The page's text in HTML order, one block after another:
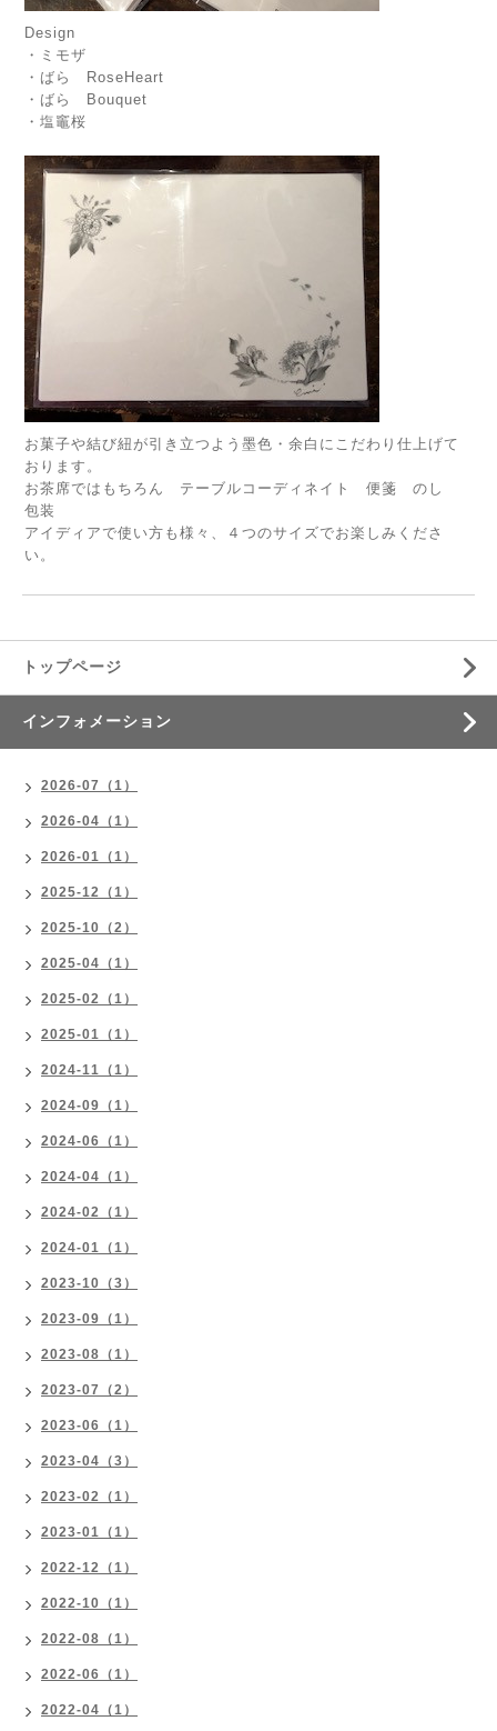
Design
・ミモザ
・ばら RoseHeart
・ばら Bouquet
・塩竈桜
お菓子や結び紐が引き立つよう墨色・余白にこだわり仕上げて
おります。
お茶席ではもちろん テーブルコーディネイト 便箋 のし
包装
アイディアで使い方も様々、４つのサイズでお楽しみくださ
い。
トップページ
インフォメーション
2026-07（1）
2026-04（1）
2026-01（1）
2025-12（1）
2025-10（2）
2025-04（1）
2025-02（1）
2025-01（1）
2024-11（1）
2024-09（1）
2024-06（1）
2024-04（1）
2024-02（1）
2024-01（1）
2023-10（3）
2023-09（1）
2023-08（1）
2023-07（2）
2023-06（1）
2023-04（3）
2023-02（1）
2023-01（1）
2022-12（1）
2022-10（1）
2022-08（1）
2022-06（1）
2022-04（1）